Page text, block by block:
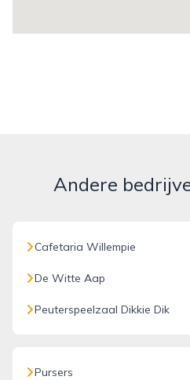
Andere
Cafetaria Willempie
De Witte Aap
Peuterspeelzaal Dikkie Dik
Pursers